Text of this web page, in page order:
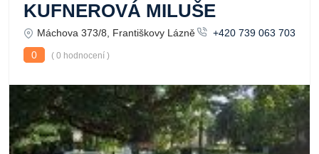
KUFNEROVÁ MILUŠE
Máchova 373/8, Františkovy Lázně
+420 739 063 703
0
( 0 hodnocení )